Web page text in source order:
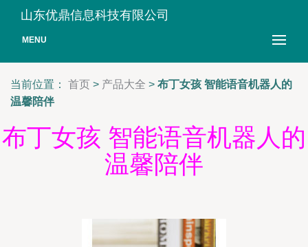
山东优鼎信息科技有限公司
MENU
当前位置： 首页 > 产品大全 > 布丁女孩 智能语音机器人的
温馨陪伴
布丁女孩 智能语音机器人的
温馨陪伴